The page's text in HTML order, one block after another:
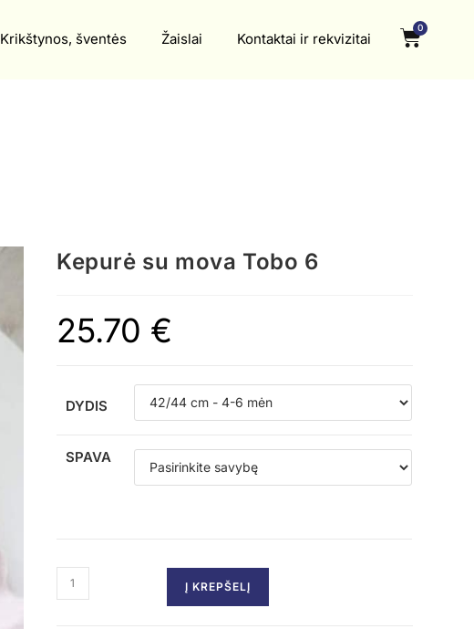
Krikštynos, šventės Žaislai Kontaktai ir rekvizitai
0
Kepurė su mova Tobo 6
25.70 €
DYDIS
SPAVA
Į KREPŠELĮ